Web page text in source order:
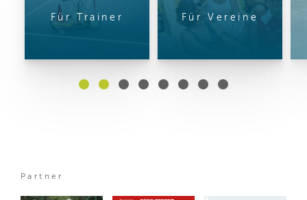
Für Trainer Für Vereine
Partner